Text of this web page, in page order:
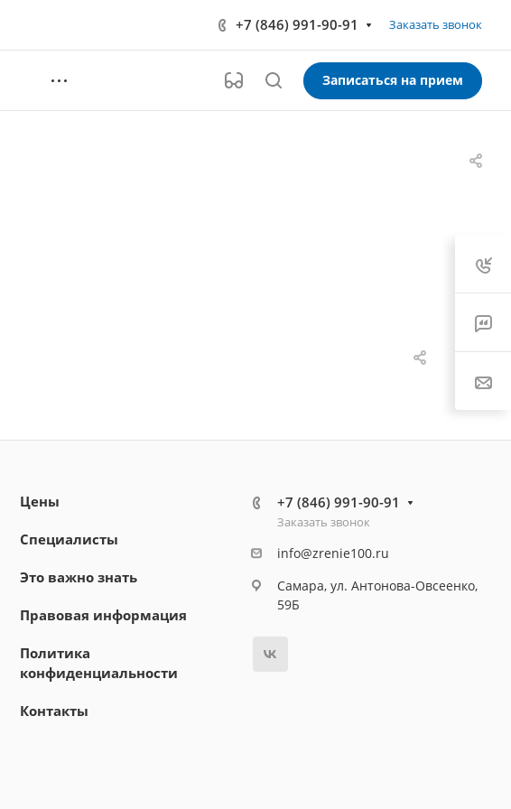
+7 (846) 991-90-91 Заказать звонок
Записаться на прием
Цены
Специалисты
Это важно знать
Правовая информация
Политика
конфиденциальности
Контакты
+7 (846) 991-90-91
Заказать звонок
info@zrenie100.ru
Самара, ул. Антонова-Овсеенко,
59Б